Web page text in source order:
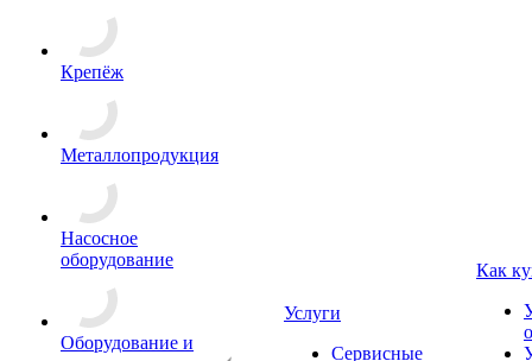
Крепёж
Металлопродукция
Насосное
оборудование
Оборудование и
Услуги
Сервисные
Как